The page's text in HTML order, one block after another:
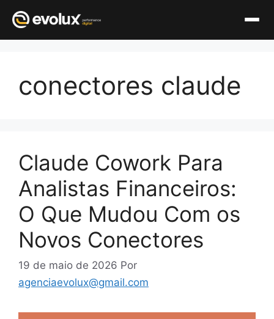
conteúdo
conectores claude
Claude Cowork Para
Analistas Financeiros:
O Que Mudou Com os
Novos Conectores
19 de maio de 2026 Por
agenciaevolux@gmail.com